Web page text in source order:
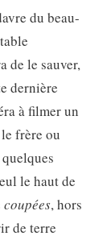
du beau-
de le sauver,
dernière
à filmer un
frère ou
le haut de
coupées, hors
de terre